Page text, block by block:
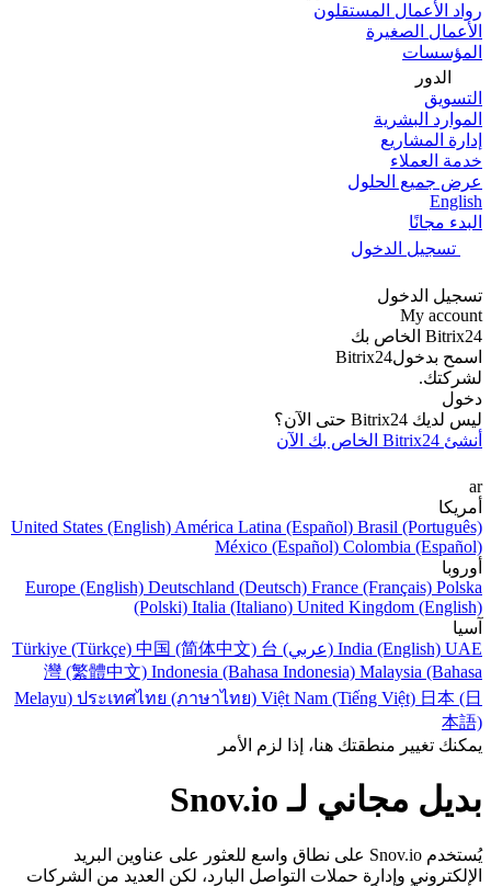
رواد الأعمال المستقلون
الأعمال الصغيرة
المؤسسات
الدور
التسويق
الموارد البشرية
إدارة المشاريع
خدمة العملاء
عرض جميع الحلول
English
البدء مجانًا
تسجيل الدخول
تسجيل الدخول
My account
Bitrix24 الخاص بك
اسمح بدخولBitrix24
لشركتك.
دخول
ليس لديك Bitrix24 حتى الآن؟
أنشئ Bitrix24 الخاص بك الآن
ar
أمريكا
United States (English) América Latina (Español) Brasil (Português)
México (Español) Colombia (Español)
أوروبا
Europe (English) Deutschland (Deutsch) France (Français) Polska
(Polski) Italia (Italiano) United Kingdom (English)
آسيا
India (English) UAE (عربي) Türkiye (Türkçe) 中国 (简体中文) 台
灣 (繁體中文) Indonesia (Bahasa Indonesia) Malaysia (Bahasa
Melayu) ประเทศไทย (ภาษาไทย) Việt Nam (Tiếng Việt) 日本 (日
本語)
يمكنك تغيير منطقتك هنا، إذا لزم الأمر
بديل مجاني لـ Snov.io
يُستخدم Snov.io على نطاق واسع للعثور على عناوين البريد
الإلكتروني وإدارة حملات التواصل البارد، لكن العديد من الشركات